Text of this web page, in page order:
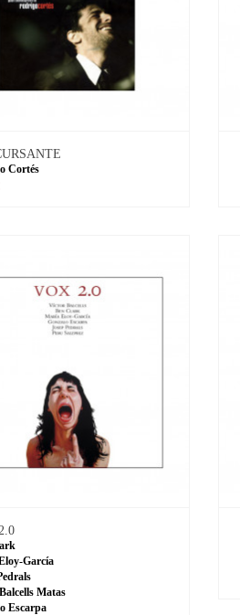
Cortés
García
Matas
Escarpa